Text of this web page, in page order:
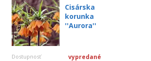
Cisárska
korunka
''Aurora''
Dostupnosť vypredané